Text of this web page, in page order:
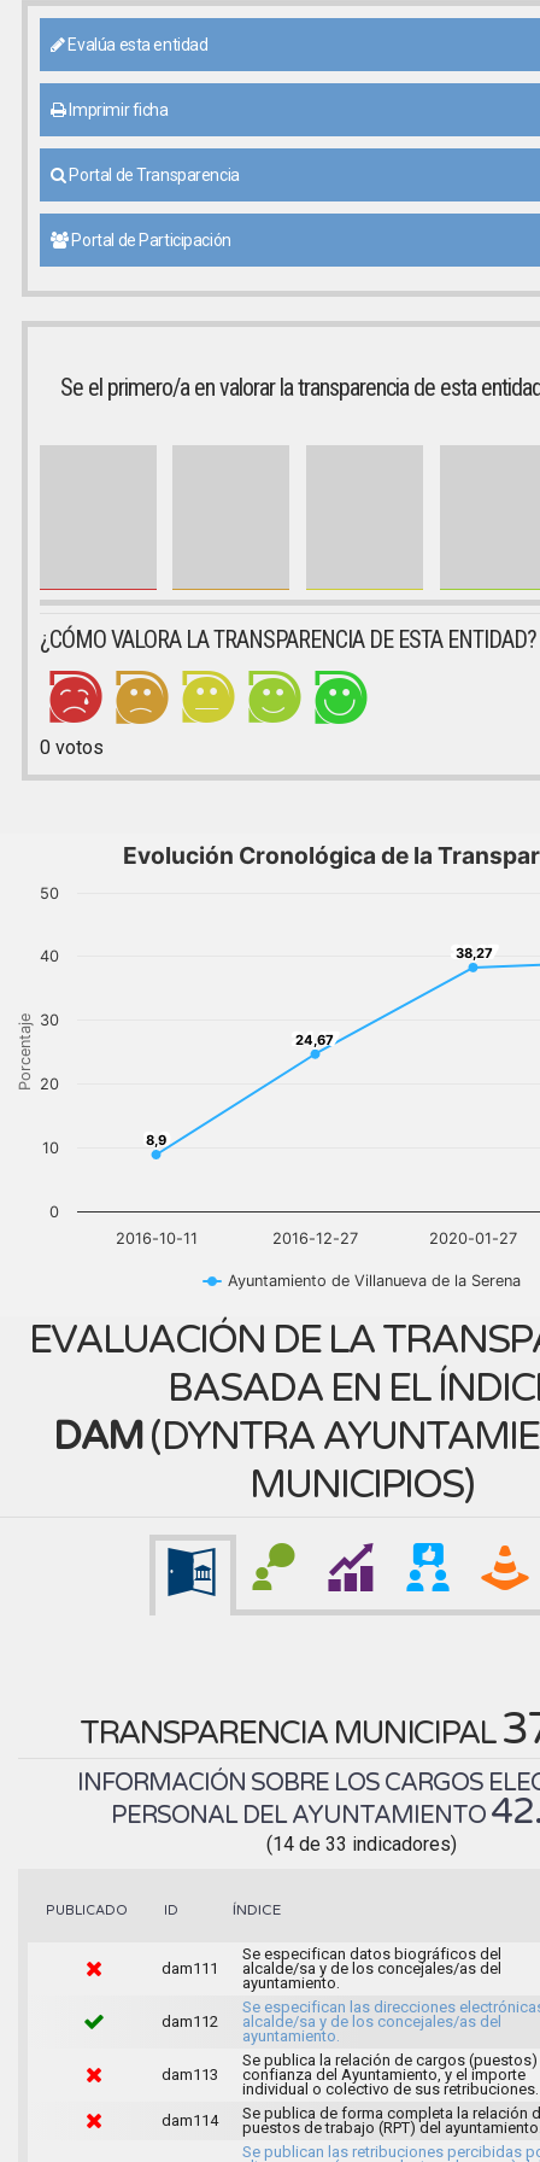
Evalúa esta entidad
Imprimir ficha
Portal de Transparencia
Portal de Participación
Se el primero/a en valorar la transparencia de esta
¿CÓMO VALORA LA TRANSPARENCIA DE ESTA ENTIDAD?
0votos
Porcentaje
Evolución Cronológica de la
8,9
8,9
24,67
24,67
38,27
38,27
Ayuntamiento de Villanueva de la Serena
2016-10-11 2016-12-27 2020-01-27
0
10
20
30
40
50
EVALUACIÓN DE LA
BASADA EN EL
DAM(DYNTRA
MUNICIPIOS)
TRANSPARENCIA MUNICIPAL
INFORMACIÓN SOBRE LOS CARGOS
PERSONAL DEL AYUNTAMIENTO
(14 de 33 indicadores)
PUBLICADO ID ÍNDICE
dam111
Se especifican datos biográficos del
alcalde/sa y de los concejales/as del
ayuntamiento.
dam112
Se especifican las direcciones
alcalde/sa y de los concejales/as del
ayuntamiento.
dam113
Se publica la relación de cargos
confianza del Ayuntamiento, y el importe
individual o colectivo de sus retribuciones.
dam114
Se publica de forma completa la relación
puestos de trabajo (RPT) del
Se publican las retribuciones percibidas